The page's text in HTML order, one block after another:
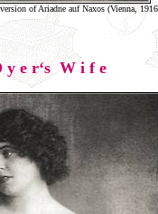
of Ariadne auf Naxos (Vienna,
y e r‘s W i f e